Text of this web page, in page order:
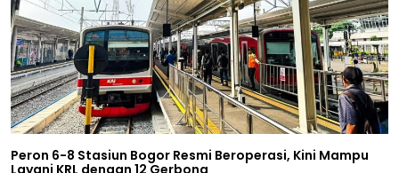
Peron 6-8 Stasiun Bogor Resmi Beroperasi, Kini Mampu
Layani KRL dengan 12 Gerbong